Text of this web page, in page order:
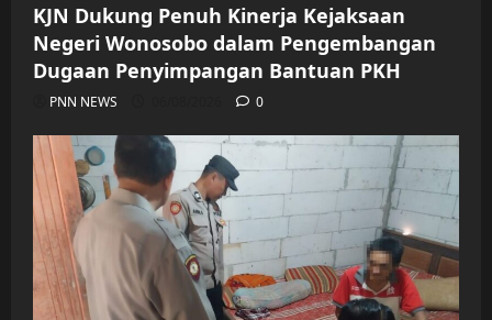
KJN Dukung Penuh Kinerja Kejaksaan
Negeri Wonosobo dalam Pengembangan
Dugaan Penyimpangan Bantuan PKH
PNN NEWS 0